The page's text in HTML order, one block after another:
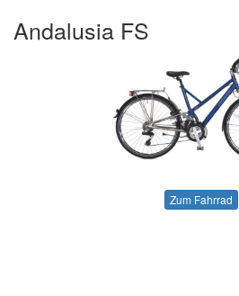
Andalusia FS
Zum Fahrrad